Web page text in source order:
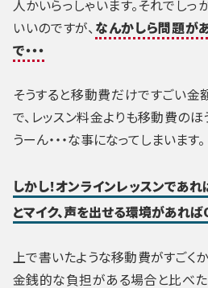
人かいらっしゃいます。それでし
いいのですが、 なんかしら問題が
で・・・
そうすると移動費だけですごい金
で、レッスン料金よりも移動費の
うーん・・・な事になってしまいます。
しかし！オンラインレッスンであ
とマイク、声を出せる環境があれば
上で書いたような移動費がすごく
金銭的な負担がある場合と比べた